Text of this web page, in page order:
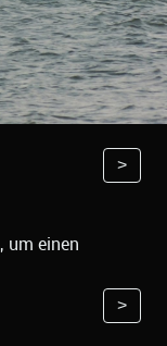
>
, um einen
>